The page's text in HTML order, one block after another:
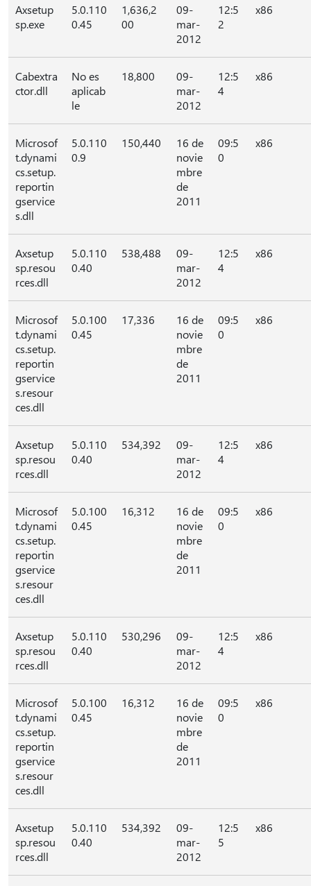
Axsetup
sp.exe
5.0.110
0.45
1,636,2
00
09-
mar-
2012
12:5
2
x86
Cabextra
ctor.dll
No es
aplicab
le
18,800
09-
mar-
2012
12:5
4
x86
Microsof
t.dynami
cs.setup.
reportin
gservice
s.dll
5.0.110
0.9
150,440
16 de
novie
mbre
de
2011
09:5
0
x86
Axsetup
sp.resou
rces.dll
5.0.110
0.40
538,488
09-
mar-
2012
12:5
4
x86
Microsof
t.dynami
cs.setup.
reportin
gservice
s.resour
ces.dll
5.0.100
0.45
17,336
16 de
novie
mbre
de
2011
09:5
0
x86
Axsetup
sp.resou
rces.dll
5.0.110
0.40
534,392
09-
mar-
2012
12:5
4
x86
Microsof
t.dynami
cs.setup.
reportin
gservice
s.resour
ces.dll
5.0.100
0.45
16,312
16 de
novie
mbre
de
2011
09:5
0
x86
Axsetup
sp.resou
rces.dll
5.0.110
0.40
530,296
09-
mar-
2012
12:5
4
x86
Microsof
t.dynami
cs.setup.
reportin
gservice
s.resour
ces.dll
5.0.100
0.45
16,312
16 de
novie
mbre
de
2011
09:5
0
x86
Axsetup
sp.resou
rces.dll
5.0.110
0.40
534,392
09-
mar-
2012
12:5
5
x86